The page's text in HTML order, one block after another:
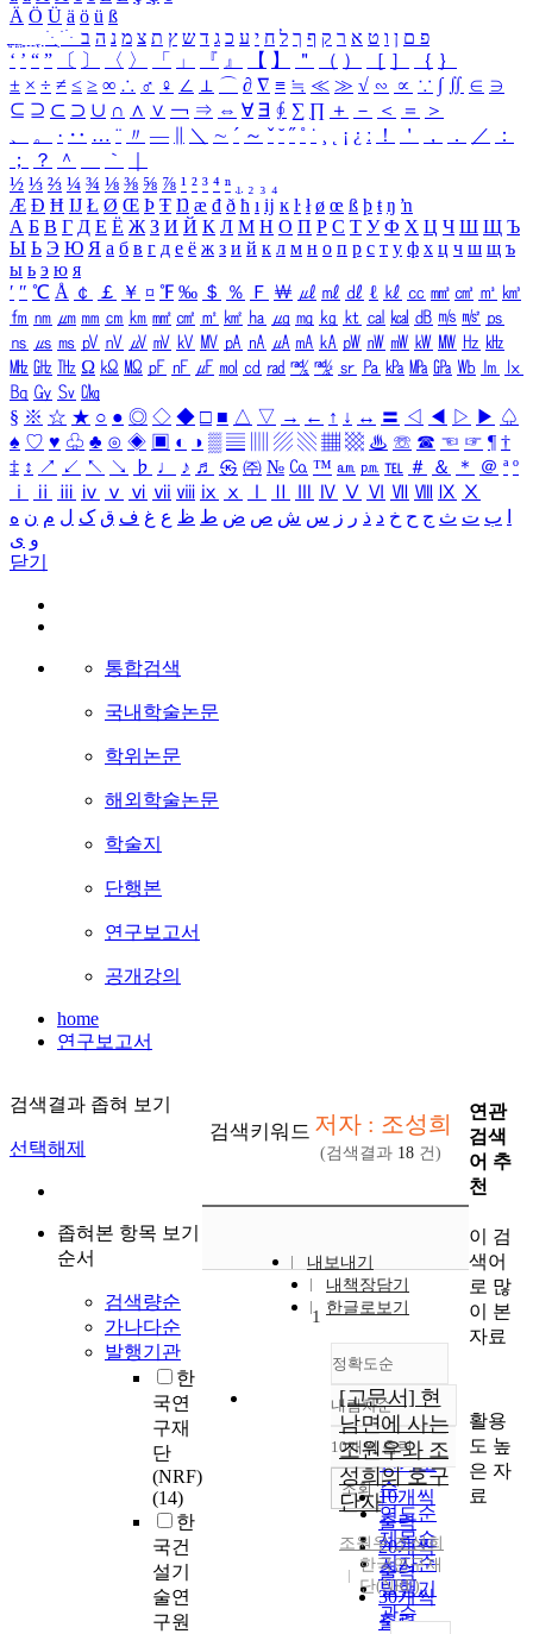
Ä Ö Ü ä ö ü ß
ִֶֹ ֻּ ׁׂ פ ם ן ו ט א ר ק ף ך ל ח י ע כ ג ד ש ץ ת צ מ נ ה ב
‘ ’ “ ” 〔 〕 〈 〉 「 」 『 』 【 】 ＂ （ ） ［ ］ ｛ ｝
± × ÷ ≠ ≤ ≥ ∞ ∴ ♂ ♀ ∠ ⊥ ⌒ ∂ ∇ ≡ ≒ ≪ ≫ √ ∽ ∝ ∵ ∫ ∬ ∈ ∋
⊆ ⊇ ⊂ ⊃ ∪ ∩ ∧ ∨ ￢ ⇒ ⇔ ∀ ∃ ∮ ∑ ∏ ＋ － ＜ ＝
＞
、
。 · ‥ … ¨ 〃 ― ＼ ∼ ´ ～ ˇ ˘ ˝ ˚ ˙ ¸ ¡ ¿ ː ！ ＇ ， ． ／
：
；
？ ＾ ｀
½ ⅓ ⅔ ¼ ¾ ⅛ ⅜ ⅝ ⅞ ¹ ² ³ ⁴ ⁿ ₁ ₂ ₃ ₄
Æ Ð Ħ Ĳ Ł Ø Œ Þ Ŧ Ŋ æ đ ð ħ ı ĳ ĸ ŀ ł ø œ ß þ ŧ ŋ ŉ
А Б В Г Д Е Ё Ж З И Й К Л М Н О П Р С Т У Ф Х Ц Ч Ш Щ Ъ
Ы Ь Э Ю Я а б в г д е ё ж з и й к л м н о п р с т у ф х ц ч ш щ ъ
ы ь э ю я
′ ″ ℃ Å ￠ ￡ ￥ ¤ ℉ ‰ ＄ ％ Ｆ ￦ ㎕ ㎖ ㎗ ℓ ㎘ ㏄ ㎣ ㎤ ㎥ ㎦
㎙ ㎚ ㎛ ㎜ ㎝ ㎞ ㎟ ㎠ ㎡ ㎢ ㏊ ㎍ ㎎ ㎏ ㏏ ㎈ ㎉ ㏈ ㎧ ㎨ ㎰
㎱ ㎲ ㎳ ㎴ ㎵ ㎶ ㎷ ㎸ ㎹ ㎀ ㎁ ㎂ ㎃ ㎄ ㎺ ㎻ ㎽ ㎾ ㎿ ㎐ ㎑
㎒ ㎓ ㎔ Ω ㏀ ㏁ ㎊ ㎋ ㎌ ㏖ ㏅ ㎭ ㎮ ㎯ ㏛ ㎩ ㎪ ㎫ ㎬ ㏝ ㏐
㏓
㏃ ㏉ ㏜ ㏆
§ ※ ☆ ★ ○ ● ◎ ◇ ◆ □ ■ △ ▽ → ← ↑ ↓ ↔ 〓 ◁ ◀ ▷ ▶ ♤
♠ ♡ ♥ ♧ ♣ ⊙ ◈ ▣ ◐ ◑ ▒ ▤ ▨ ▧ ▦ ▩ ♨ ☏ ☎ ☜ ☞ ¶ †
‡ ↕ ↗ ↙ ↖ ↘ ♭ ♩ ♪ ♬ ㉿ ㈜ № ㏇ ™ ㏂ ㏘ ℡ ＃ ＆ ＊ ＠ ª º
ⅰ
ⅱ ⅲ ⅳ ⅴ ⅵ ⅶ ⅷ ⅸ ⅹ Ⅳ Ⅴ Ⅵ Ⅶ Ⅷ Ⅸ Ⅹ
ب ت ث ج ح خ د ذ ر ز س ش ص ض ط ظ ع غ ف ق ک ل م ن ه
و ی
닫기
통합검색
국내학술논문
학위논문
해외학술논문
학술지
단행본
연구보고서
공개강의
home
연구보고서
검색결과 좁혀 보기
선택해제
좁혀본 항목 보기
순서
검색량순
가나다순
발행기관
한
국연
구재
단
(NRF)
(14)
한
국건
설기
술연
구원
검색키워드 저자 : 조성희
(검색결과 18 건)
내보내기
내책장담기
한글로보기
정확도순
정확도
순
인기도
순
연도순
제목순
저자순
발행기
관순
내림차순
내림차순
10개씩 출력
10개씩
출력
20개씩
출력
30개씩
출력
조회
1
[고문서] 현
남면에 사는
조원우와 조
성희의 호구
단자
조원우,조성희
한국연구재
단(NRF)
연관
검색
어 추
천
이 검
색어
로 많
이 본
자료
활용
도 높
은 자
료